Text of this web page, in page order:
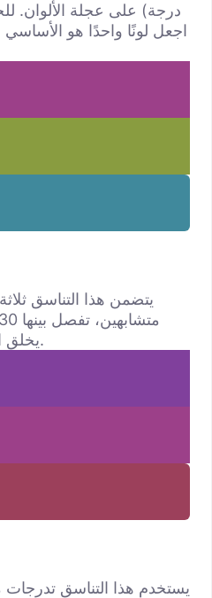
درجة) على عجلة الألوان.
اجعل لونًا واحدًا هو
يتضمن هذا التناسق
يخلق انتقالات سلسة ومنسجمة.
يستخدم هذا التناسق